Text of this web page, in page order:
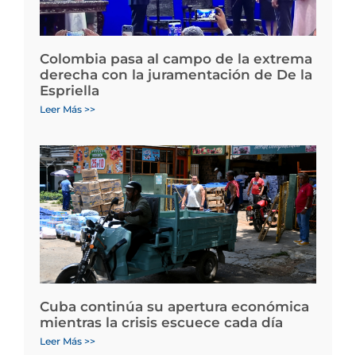
Colombia pasa al campo de la extrema
derecha con la juramentación de De la
Espriella
Leer Más >>
Cuba continúa su apertura económica
mientras la crisis escuece cada día
Leer Más >>